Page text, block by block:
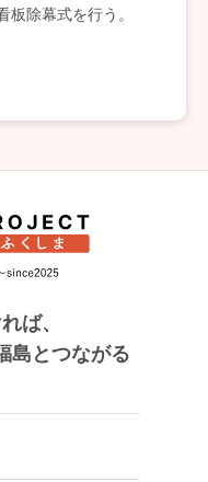
板除幕式を行う。
ば、
島とつながる